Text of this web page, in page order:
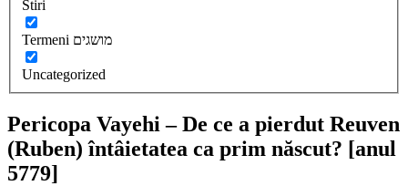
Stiri
Termeni מושגים
Uncategorized
Pericopa Vayehi – De ce a pierdut Reuven
(Ruben) întâietatea ca prim născut? [anul
5779]